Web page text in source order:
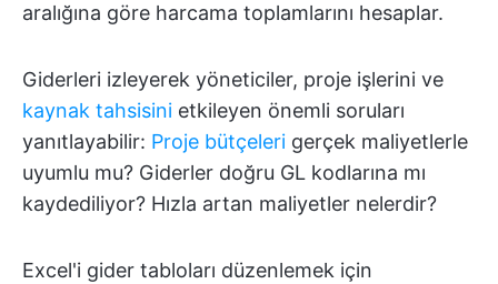
aralığına göre harcama toplamlarını hesaplar.
Giderleri izleyerek yöneticiler, proje işlerini ve
kaynak tahsisini etkileyen önemli soruları
yanıtlayabilir: Proje bütçeleri gerçek maliyetlerle
uyumlu mu? Giderler doğru GL kodlarına mı
kaydediliyor? Hızla artan maliyetler nelerdir?
Excel'i gider tabloları düzenlemek için